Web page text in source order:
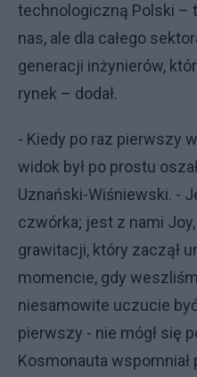
technologiczną Polski –
nas, ale dla całego
generacji inżynierów,
rynek – dodał.
- Kiedy po raz pierwszy
widok był po prostu
Uznański-Wiśniewski. -
czwórka; jest z nami
grawitacji, który zaczął
momencie, gdy
niesamowite uczucie
pierwszy - nie mógł się
Kosmonauta